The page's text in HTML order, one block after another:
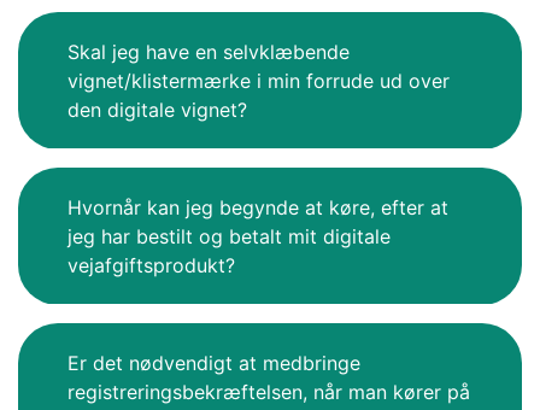
Skal jeg have en selvklæbende
vignet/klistermærke i min forrude ud over
den digitale vignet?
Hvornår kan jeg begynde at køre, efter at
jeg har bestilt og betalt mit digitale
vejafgiftsprodukt?
Er det nødvendigt at medbringe
registreringsbekræftelsen, når man kører på